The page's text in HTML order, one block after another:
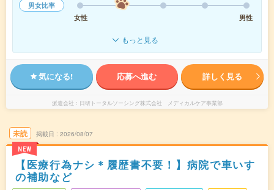
男女比率
女性
男性
もっと見る
気になる! 応募へ進む 詳しく見る
派遣会社 日研トータルソーシング株式会社 メディカルケア事業部
未読
NEW
掲載日 2026/08/07
【医療行為ナシ＊履歴書不要！】病院で車いす
の補助など